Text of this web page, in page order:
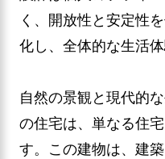
く、開放性と安定性
化し、全体的な生活
自然の景観と現代的
の住宅は、単なる住
す。この建物は、建